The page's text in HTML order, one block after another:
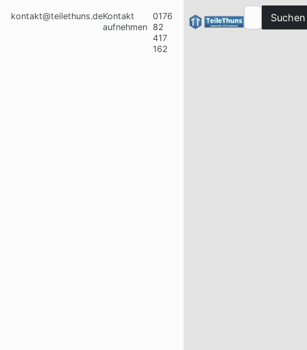
kontakt@teilethuns.deKontakt
aufnehmen
0176
82
417
162
Suchen